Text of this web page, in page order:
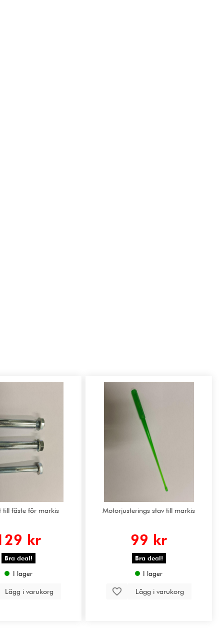
till fäste för markis
kr
Bra deal!
I lager
Lägg i varukorg
Motorjusterings stav till markis
99 kr
Bra deal!
I lager
Lägg i varukorg